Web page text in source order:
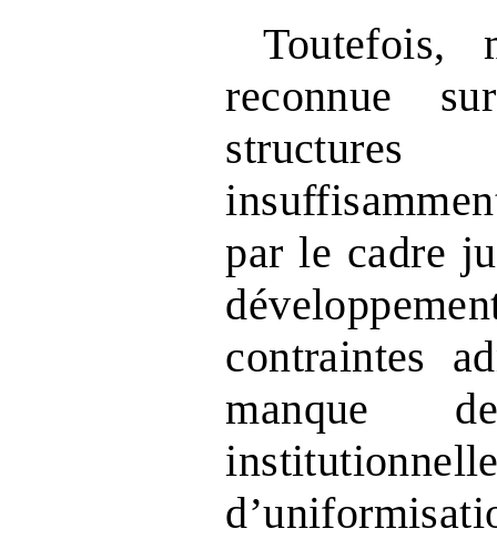
Toutefois,
reconnue
par le cadre
contraintes
manque